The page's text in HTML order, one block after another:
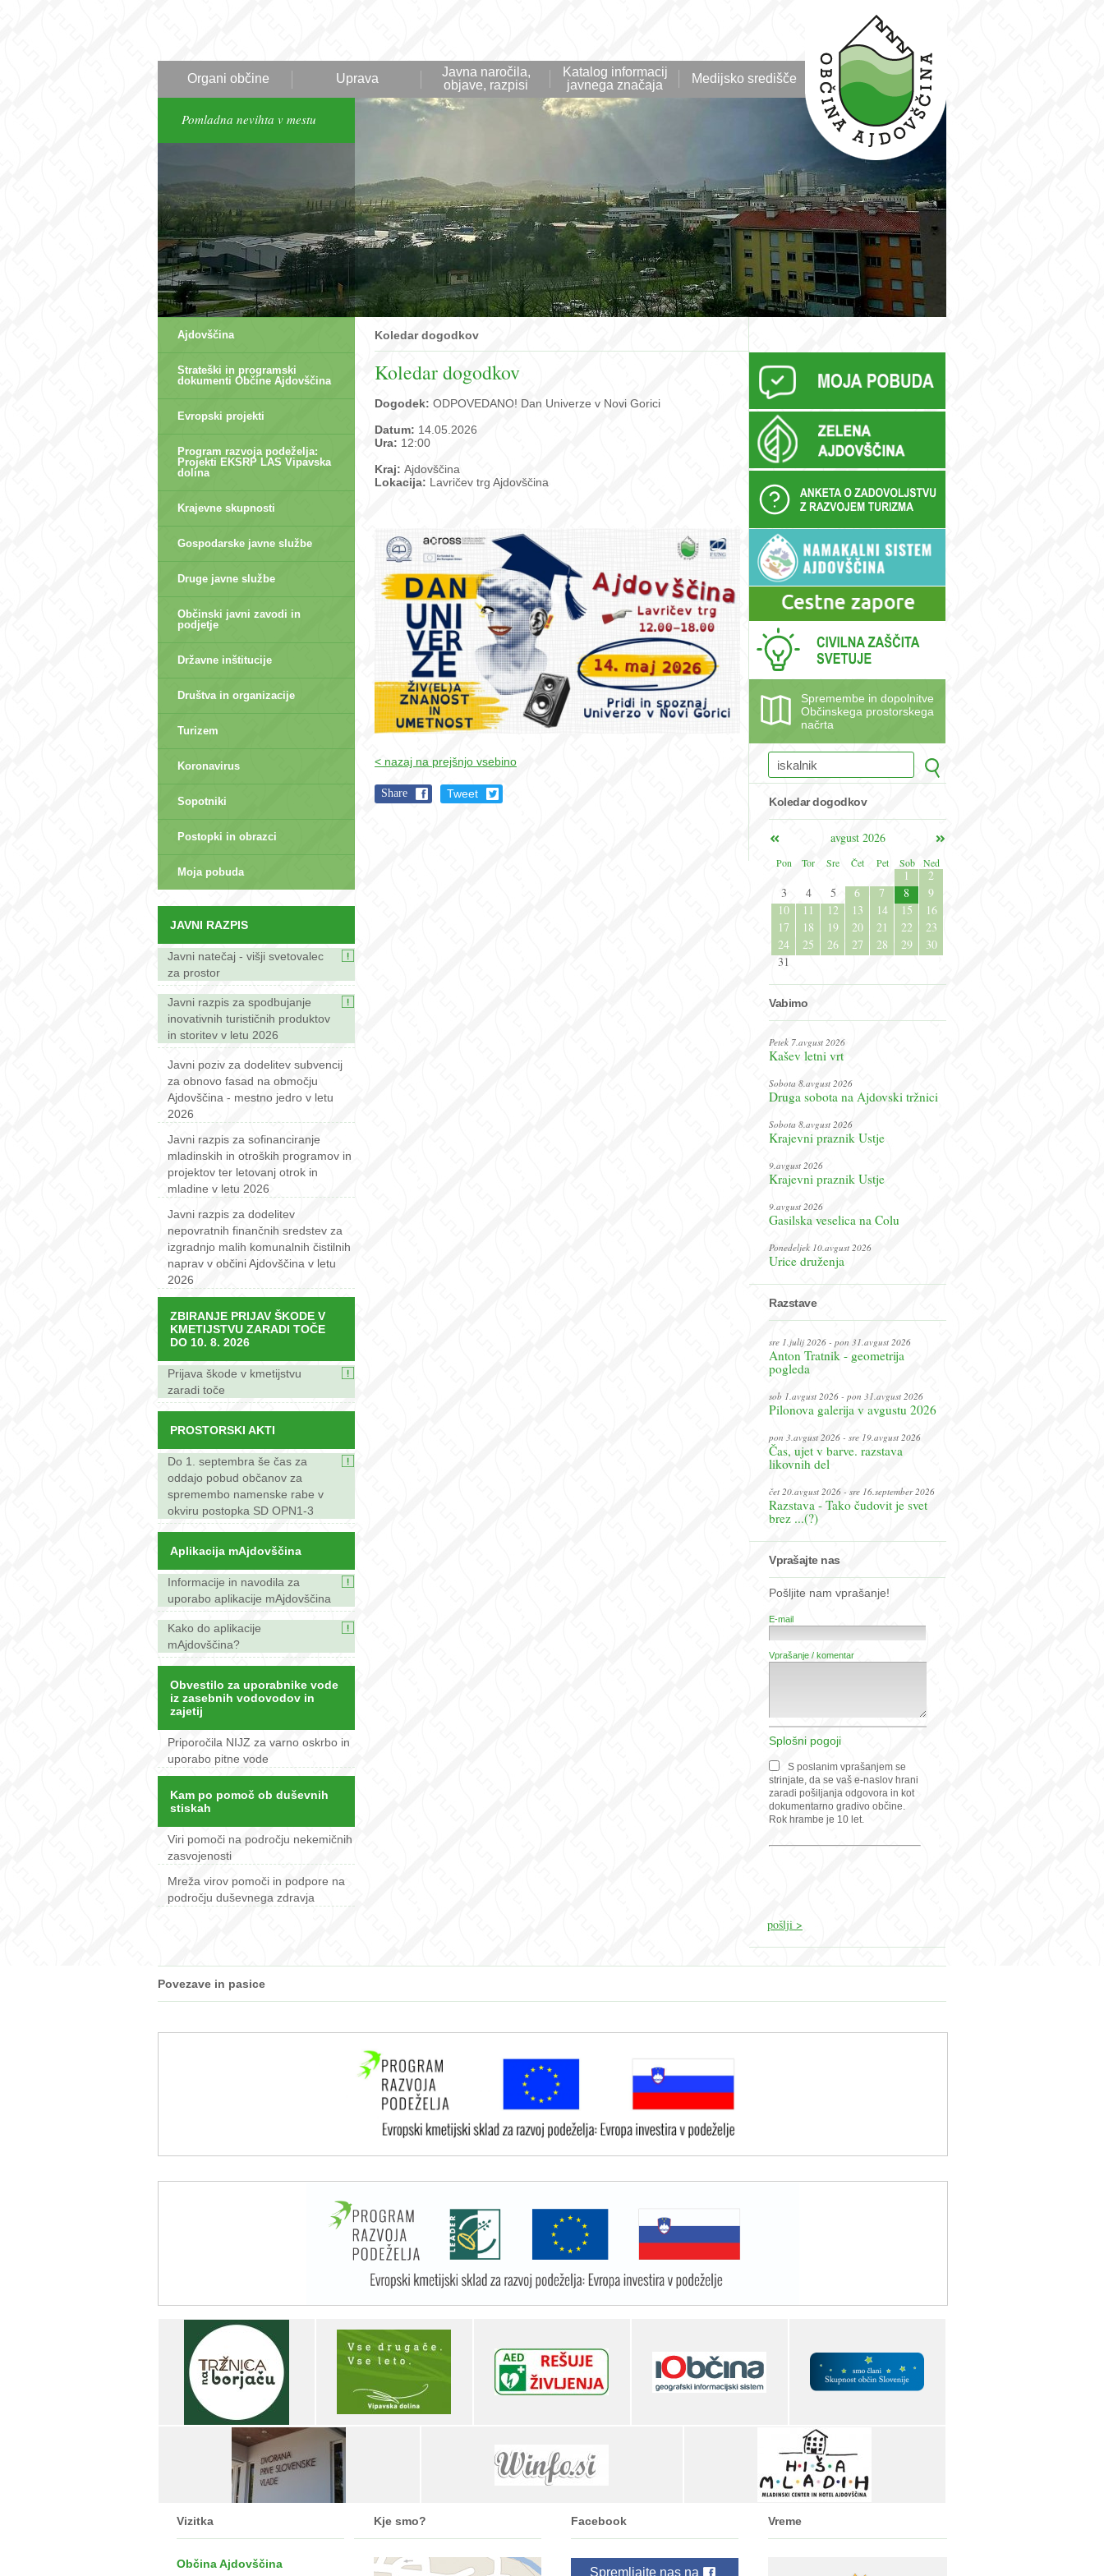
Organi občine Uprava
Javna naročila,
objave, razpisi
Katalog informacij
javnega značaja
Medijsko središče
Pomladna nevihta v mestu
Ajdovščina
Strateški in programski
dokumenti Občine Ajdovščina
Evropski projekti
Program razvoja podeželja:
Projekti EKSRP LAS Vipavska
dolina
Krajevne skupnosti
Gospodarske javne službe
Druge javne službe
Občinski javni zavodi in
podjetje
Državne inštitucije
Društva in organizacije
Turizem
Koronavirus
Sopotniki
Postopki in obrazci
Moja pobuda
JAVNI RAZPIS
Javni natečaj - višji svetovalec
za prostor
Javni razpis za spodbujanje
inovativnih turističnih produktov
in storitev v letu 2026
Javni poziv za dodelitev subvencij
za obnovo fasad na območju
Ajdovščina - mestno jedro v letu
2026
Javni razpis za sofinanciranje
mladinskih in otroških programov in
projektov ter letovanj otrok in
mladine v letu 2026
Javni razpis za dodelitev
nepovratnih finančnih sredstev za
izgradnjo malih komunalnih čistilnih
naprav v občini Ajdovščina v letu
2026
ZBIRANJE PRIJAV ŠKODE V
KMETIJSTVU ZARADI TOČE
DO 10. 8. 2026
Prijava škode v kmetijstvu
zaradi toče
PROSTORSKI AKTI
Do 1. septembra še čas za
oddajo pobud občanov za
spremembo namenske rabe v
okviru postopka SD OPN1-3
Aplikacija mAjdovščina
Informacije in navodila za
uporabo aplikacije mAjdovščina
Kako do aplikacije
mAjdovščina?
Obvestilo za uporabnike vode
iz zasebnih vodovodov in
zajetij
Priporočila NIJZ za varno oskrbo in
uporabo pitne vode
Kam po pomoč ob duševnih
stiskah
Viri pomoči na področju nekemičnih
zasvojenosti
Mreža virov pomoči in podpore na
področju duševnega zdravja
Koledar dogodkov
Koledar dogodkov
Dogodek: ODPOVEDANO! Dan Univerze v Novi Gorici
Datum: 14.05.2026
Ura: 12:00
Kraj: Ajdovščina
Lokacija: Lavričev trg Ajdovščina
< nazaj na prejšnjo vsebino
Share Tweet
Spremembe in dopolnitve
Občinskega prostorskega
načrta
Koledar dogodkov
avgust 2026
Pon
Tor Sre Čet Pet Sob Ned
1
2
3
4 5 6 7 8
9
10
11 12 13 14 15
16
17
18 19 20 21 22
23
24
25 26 27 28 29
30
31
Vabimo
Petek 7.avgust 2026
Kašev letni vrt
Sobota 8.avgust 2026
Druga sobota na Ajdovski tržnici
Sobota 8.avgust 2026
Krajevni praznik Ustje
9.avgust 2026
Krajevni praznik Ustje
9.avgust 2026
Gasilska veselica na Colu
Ponedeljek 10.avgust 2026
Urice druženja
Razstave
sre 1.julij 2026 - pon 31.avgust 2026
Anton Tratnik - geometrija
pogleda
sob 1.avgust 2026 - pon 31.avgust 2026
Pilonova galerija v avgustu 2026
pon 3.avgust 2026 - sre 19.avgust 2026
Čas, ujet v barve. razstava
likovnih del
čet 20.avgust 2026 - sre 16.september 2026
Razstava - Tako čudovit je svet
brez ...(?)
Vprašajte nas
Pošljite nam vprašanje!
E-mail
Vprašanje / komentar
Splošni pogoji
S poslanim vprašanjem se
strinjate, da se vaš e-naslov hrani
zaradi pošiljanja odgovora in kot
dokumentarno gradivo občine.
Rok hrambe je 10 let.
Povezave in pasice
Vizitka
Občina Ajdovščina
Kje smo? Facebook
Spremljajte nas na
Vreme